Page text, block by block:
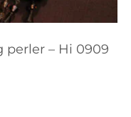
perler – Hi 0909